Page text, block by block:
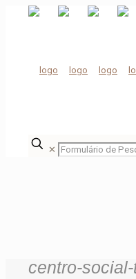
✕
centro-